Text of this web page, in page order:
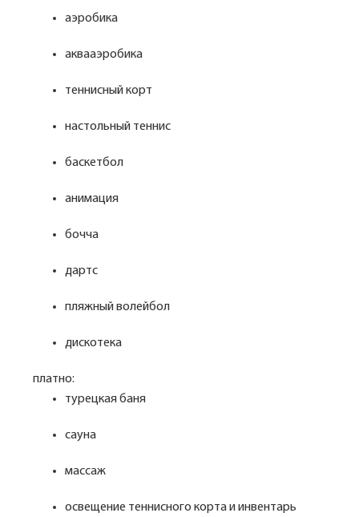
аэробика
аквааэробика
теннисный корт
настольный теннис
баскетбол
анимация
бочча
дартс
пляжный волейбол
дискотека
платно:
турецкая баня
сауна
массаж
освещение теннисного корта и инвентарь